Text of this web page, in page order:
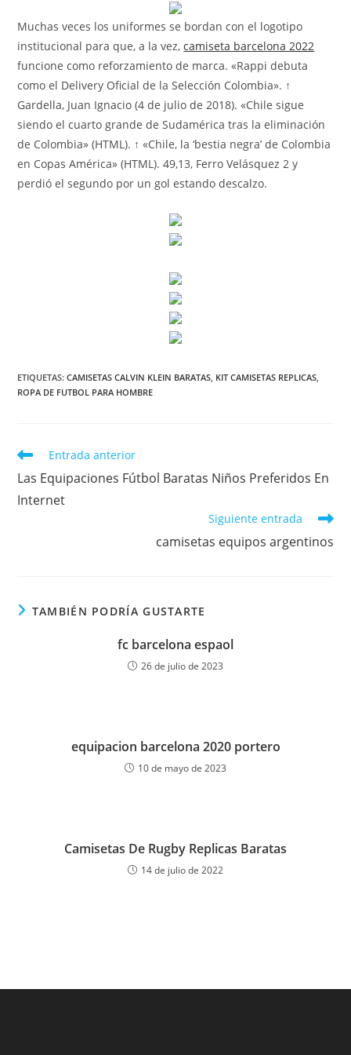
Muchas veces los uniformes se bordan con el logotipo
institucional para que, a la vez,camiseta barcelona 2022
funcione como reforzamiento de marca. «Rappi debuta
como el Delivery Oficial de la Selección Colombia». ↑
Gardella, Juan Ignacio (4 de julio de 2018). «Chile sigue
siendo el cuarto grande de Sudamérica tras la eliminación
de Colombia» (HTML). ↑ «Chile, la ‘bestia negra’ de Colombia
en Copas América» (HTML). 49,13, Ferro Velásquez 2 y
perdió el segundo por un gol estando descalzo.
ETIQUETAS:CAMISETAS CALVIN KLEIN BARATAS, KIT CAMISETAS REPLICAS,
ROPA DE FUTBOL PARA HOMBRE
Leer
artículos
Entrada anterior
Las Equipaciones Fútbol Baratas Niños Preferidos En
Internet
Siguiente entrada
camisetas equipos argentinos
TAMBIÉN PODRÍA GUSTARTE
fc barcelona espaol
26 de julio de 2023
equipacion barcelona 2020 portero
10 de mayo de 2023
Camisetas De Rugby Replicas Baratas
14 de julio de 2022